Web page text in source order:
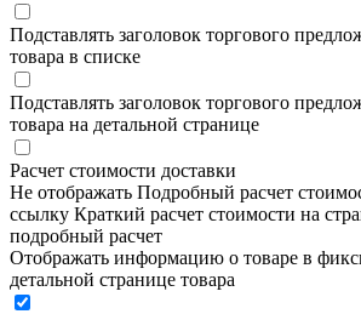
Подставлять заголовок торгового
товара в списке
Подставлять заголовок торгового
товара на детальной странице
Расчет стоимости доставки
Не отображать Подробный расчет
ссылку Краткий расчет стоимости на
подробный расчет
Отображать информацию о товаре в
детальной странице товара